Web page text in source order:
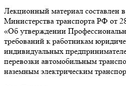
Лекционный материал составлен
Министерства транспорта РФ от
«Об утверждении
требований к работникам
индивидуальных
перевозки автомобильным
наземным электрическим